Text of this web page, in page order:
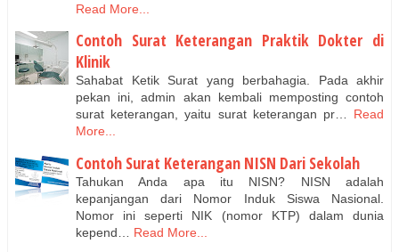
Read More...
Contoh Surat Keterangan Praktik Dokter di
Klinik
Sahabat Ketik Surat yang berbahagia. Pada akhir
pekan ini, admin akan kembali memposting contoh
surat keterangan, yaitu surat keterangan pr…
Read
More...
Contoh Surat Keterangan NISN Dari Sekolah
Tahukan Anda apa itu NISN? NISN adalah
kepanjangan dari Nomor Induk Siswa Nasional.
Nomor ini seperti NIK (nomor KTP) dalam dunia
kepend…
Read More...